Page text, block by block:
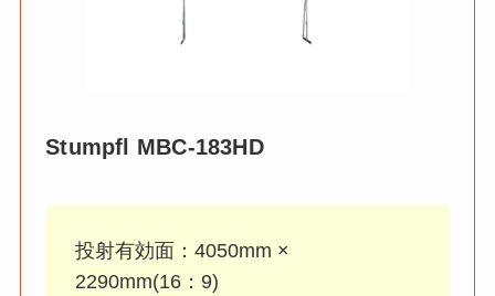
Stumpfl MBC-183HD
投射有効面：4050mm ×
2290mm(16：9)